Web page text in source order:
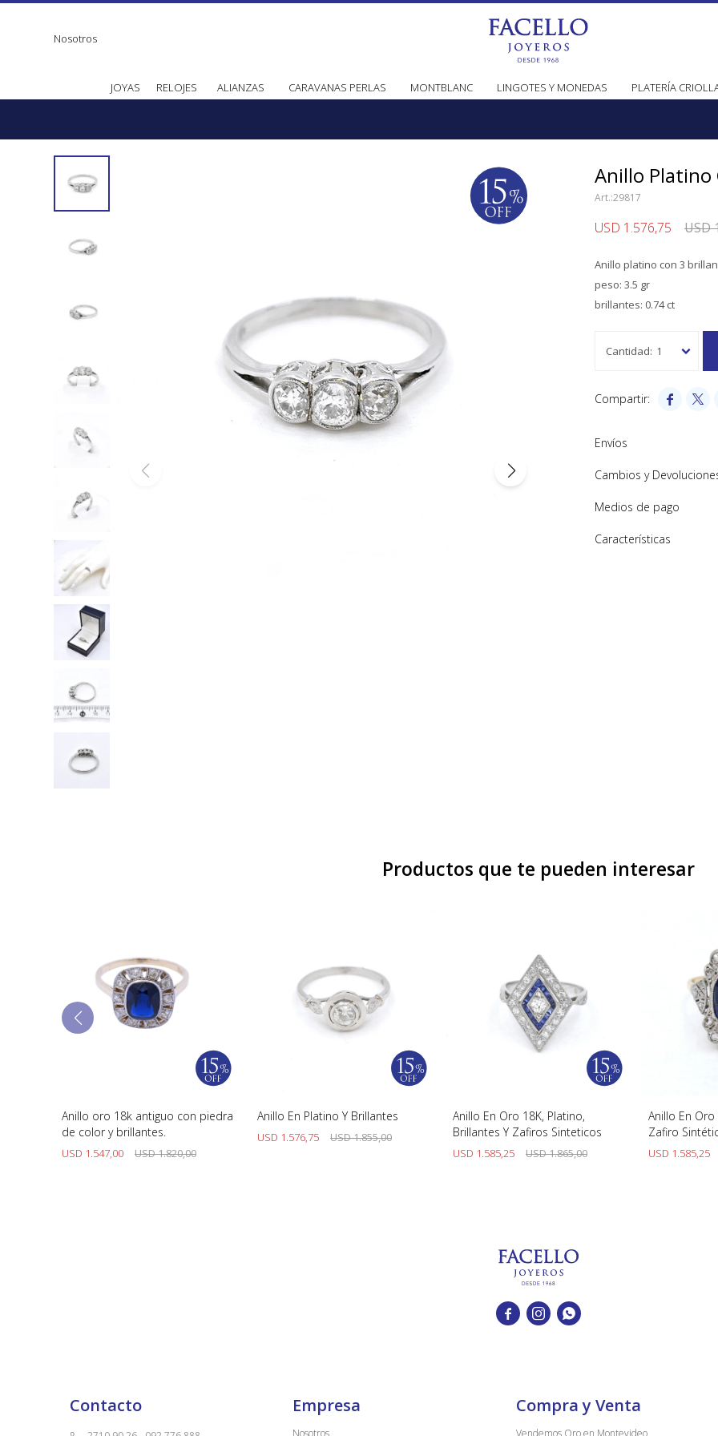
JOYAS RELOJES ALIANZAS CARAVANAS PERLAS MONTBLANC LINGOTES Y MONEDAS PLATERÍA
Nosotros
Anillo Platino
29817
USD 1.576,75 USD
Anillo platino con 3
peso: 3.5 gr
brillantes: 0.74 ct
1
 
Envíos
Cambios y
Medios de pago
Características
Productos que te pueden interesar
Anillo oro 18k antiguo con piedra
de color y brillantes.
USD 1.547,00 USD1.820,00
Anillo En Platino Y Brillantes
USD 1.576,75 USD1.855,00
Anillo En Oro 18K, Platino,
Brillantes Y Zafiros Sinteticos
USD 1.585,25 USD1.865,00
Anillo En Oro
Zafiro
USD 1.585,25
  
Contacto Empresa
Nosotros
Compra y Venta
Vendemos Oro en Montevideo